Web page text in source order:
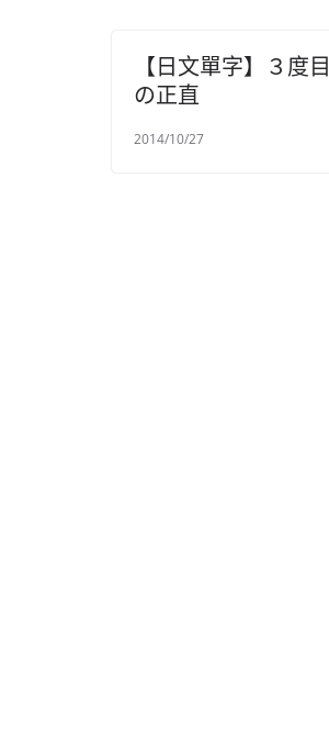
【日文單字】３度目
の正直
2014/10/27